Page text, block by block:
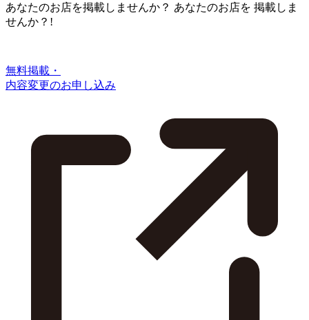
あなたのお店を掲載しませんか？ あなたのお店を 掲載しま
せんか？!
無料掲載・
内容変更のお申し込み